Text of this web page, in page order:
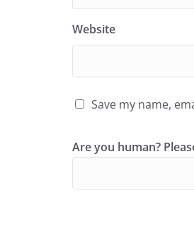
Website
Save my name,
Are you human?